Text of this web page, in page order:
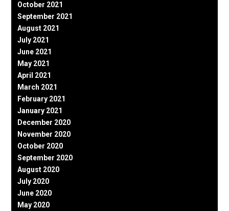
October 2021
September 2021
August 2021
July 2021
June 2021
May 2021
April 2021
March 2021
February 2021
January 2021
December 2020
November 2020
October 2020
September 2020
August 2020
July 2020
June 2020
May 2020